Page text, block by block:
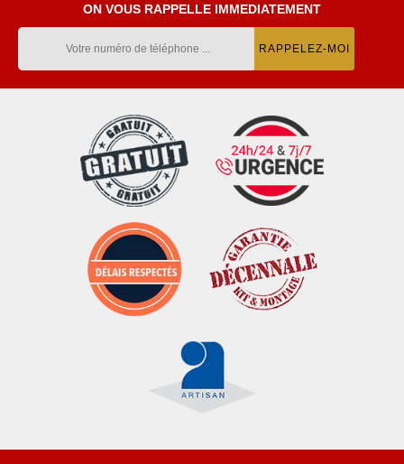
ON VOUS RAPPELLE IMMEDIATEMENT